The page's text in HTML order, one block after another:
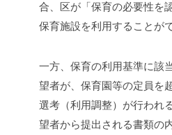
合、区が「保育の必要性を
保育施設を利用することが
一方、保育の利用基準に該
望者が、保育園等の定員を
選考（利用調整）が行われ
望者から提出される書類の